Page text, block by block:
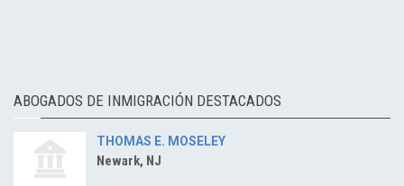
ABOGADOS DE INMIGRACIÓN DESTACADOS
THOMAS E. MOSELEY
Newark, NJ